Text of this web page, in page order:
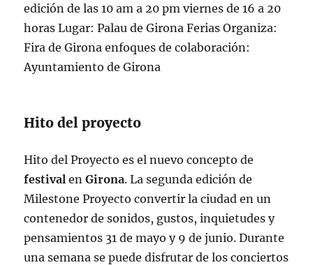
edición de las 10 am a 20 pm viernes de 16 a 20
horas Lugar: Palau de Girona Ferias Organiza:
Fira de Girona enfoques de colaboración:
Ayuntamiento de Girona
Hito del proyecto
Hito del Proyecto es el nuevo concepto de
festival enGirona. La segunda edición de
Milestone Proyecto convertir la ciudad en un
contenedor de sonidos, gustos, inquietudes y
pensamientos 31 de mayo y 9 de junio. Durante
una semana se puede disfrutar de los conciertos